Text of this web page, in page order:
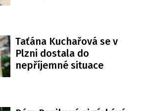
Taťána Kuchařová se v
Plzni dostala do
nepříjemné situace